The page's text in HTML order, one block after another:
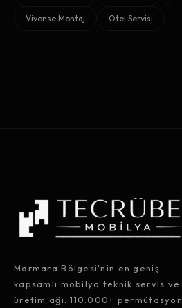
Vivense Montaj Otel Servisi
Marmara Bölgesi'nin en geniş
kapsamlı mobilya teknik servis ve
üretim ağı. 110.000+ permütasyon